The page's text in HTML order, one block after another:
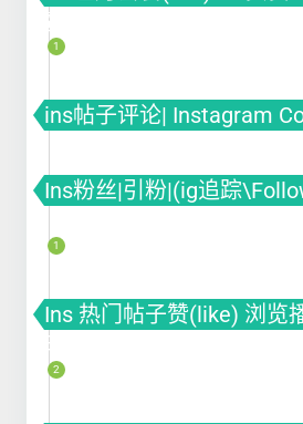
赞
1
ins帖子评论| Instagram
Ins粉丝|引粉|(ig追踪
1
Ins 热门帖子赞(like) 浏览
曝光(impression)
2